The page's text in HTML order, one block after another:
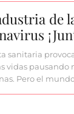
de
sanitaria
vidas pausando
Pero el